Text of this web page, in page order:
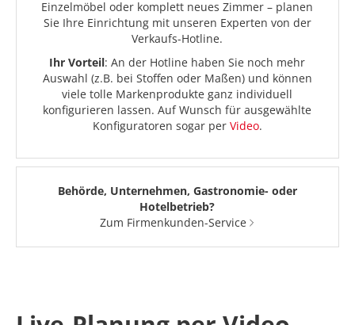
Einzelmöbel oder komplett neues Zimmer – planen
Sie Ihre Einrichtung mit unseren Experten von der
Verkaufs-Hotline.
Ihr Vorteil: An der Hotline haben Sie noch mehr
Auswahl (z.B. bei Stoffen oder Maßen) und können
viele tolle Markenprodukte ganz individuell
konfigurieren lassen. Auf Wunsch für ausgewählte
Konfiguratoren sogar per Video.
Behörde, Unternehmen, Gastronomie- oder
Hotelbetrieb?
Zum Firmenkunden-Service